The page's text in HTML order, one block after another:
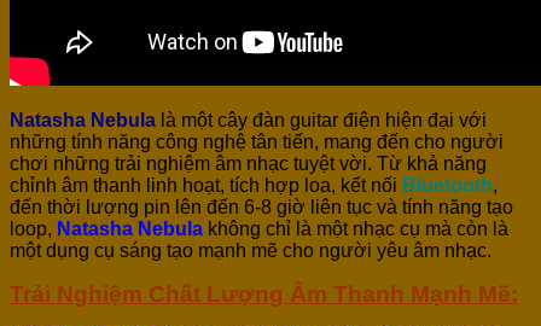
Natasha Nebula là một cây đàn guitar điện hiện đại với
những tính năng công nghệ tân tiến, mang đến cho người
chơi những trải nghiệm âm nhạc tuyệt vời. Từ khả năng
chỉnh âm thanh linh hoạt, tích hợp loa, kết nối Bluetooth,
đến thời lượng pin lên đến 6-8 giờ liên tục và tính năng tạo
loop, Natasha Nebula không chỉ là một nhạc cụ mà còn là
một dụng cụ sáng tạo mạnh mẽ cho người yêu âm nhạc.
Trải Nghiệm Chất Lượng Âm Thanh Mạnh Mẽ: